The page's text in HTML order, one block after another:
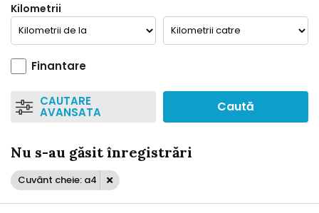
Kilometrii
Finantare
CAUTARE
AVANSATA Caută
Nu s-au găsit înregistrări
Cuvânt cheie: a4